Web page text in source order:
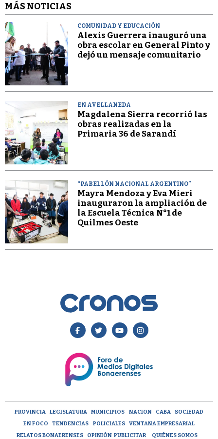
MÁS NOTICIAS
COMUNIDAD Y EDUCACIÓN
Alexis Guerrera inauguró una
obra escolar en General Pinto y
dejó un mensaje comunitario
EN AVELLANEDA
Magdalena Sierra recorrió las
obras realizadas en la
Primaria 36 de Sarandí
“PABELLÓN NACIONAL ARGENTINO”
Mayra Mendoza y Eva Mieri
inauguraron la ampliación de
la Escuela Técnica N°1 de
Quilmes Oeste
PROVINCIA LEGISLATURA MUNICIPIOS NACION CABA
SOCIEDAD
EN FOCO
TENDENCIAS POLICIALES
VENTANA EMPRESARIAL
RELATOS BONAERENSES
OPINIÓN PUBLICITAR QUIÉNES SOMOS